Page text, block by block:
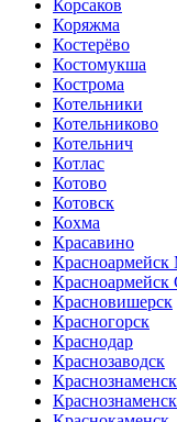
Корсаков
Коряжма
Костерёво
Костомукша
Кострома
Котельники
Котельниково
Котельнич
Котлас
Котово
Котовск
Кохма
Красавино
Красноармейск
Красноармейск
Красновишерск
Красногорск
Краснодар
Краснозаводск